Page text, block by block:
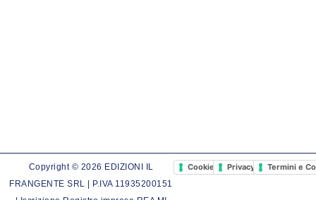
Copyright © 2026 EDIZIONI IL
FRANGENTE SRL | P.IVA 11935200151
Cookie PolicyPrivacy PolicyTermini e